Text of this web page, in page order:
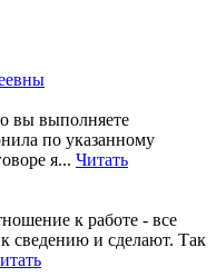
вы выполняете
по указанному
я... Читать
к работе - все
сведению и сделают. Так